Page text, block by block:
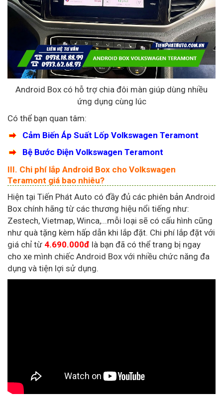
Android Box có hỗ trợ chia đôi màn giúp dùng nhiều
ứng dụng cùng lúc
Có thể bạn quan tâm:
Cảm Biến Áp Suất Lốp Volkswagen Teramont
Bệ Bước Điện Volkswagen Teramont
III. Chi phí lắp Android Box cho Volkswagen
Teramont giá bao nhiêu?
Hiện tại Tiến Phát Auto có đầy đủ các phiên bản Android
Box chính hãng từ các thương hiệu nổi tiếng như:
Zestech, Vietmap, Winca,...mỗi loại sẽ có cấu hình cũng
như quà tặng kèm hấp dẫn khi lắp đặt. Chi phí lắp đặt với
giá chỉ từ 4.690.000đ là bạn đã có thể trang bị ngay
cho xe mình chiếc Android Box với nhiều chức năng đa
dụng và tiện lợi sử dụng.